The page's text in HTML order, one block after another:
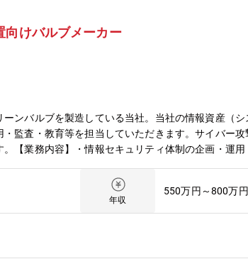
め航空・宇宙・防衛事業でのDX推進に伴う基盤構
ート：週1回■出張：有(月1回程度、国内)【企業の
ネルギー・プラント、産業機械、社会インフラ・建
大かつ唯一の財産である」という経営理念のもと、
社風により、社員一人ひとりが大きなやりがいを
向けバルブメーカー
ンバルブを製造している当社。当社の情報資産（
監査・教育等を担当していただきます。サイバー
【業務内容】・情報セキュリティ体制の企画・運
ム部には 10名の従業員が在籍しております。（管理
年収
550万円～800万円